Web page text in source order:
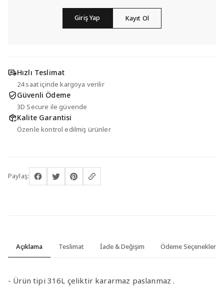
Giriş Yap Kayıt Ol
Hızlı Teslimat
24 saat içinde kargoya verilir
Güvenli Ödeme
3D Secure ile güvende
Kalite Garantisi
Özenle kontrol edilmiş ürünler
Paylaş:
Açıklama Teslimat İade & Değişim Ödeme Seçenekleri
- Ürün tipi 316L çeliktir kararmaz paslanmaz .